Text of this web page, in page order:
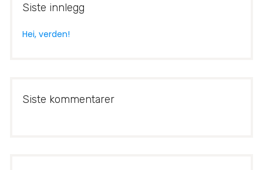
Siste innlegg
Hei, verden!
Siste kommentarer